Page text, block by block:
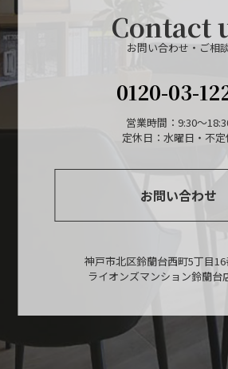
Contact
お問い合わせ・ご相
0120-03-
営業時間：9:30～
定休日：水曜日・不定
お問い合わせ
神戸市北区鈴蘭台西町5丁目
ライオンズマンション鈴蘭台